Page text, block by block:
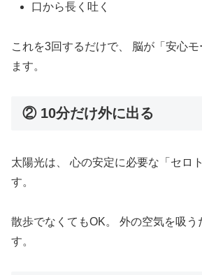
口から長く吐く
これを3回するだけで、 脳が「安心
ます。
② 10分だけ外に出る
太陽光は、 心の安定に必要な「セロ
す。
散歩でなくてもOK。 外の空気を吸う
す。